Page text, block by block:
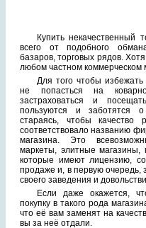
Купить некачественный
всего от подобного
базаров, торговых рядов.
любом частном коммерческом
Для того чтобы избежать
не попасться на
застраховаться и
пользуются и заботятся
стараясь, чтобы качество
соответствовало названию
магазина. Это
маркеты, элитные
которые имеют лицензию,
продаже и, в первую очередь,
своего заведения и
Если даже окажется,
покупку в такого рода
что её вам заменят на
вы за неё отдали.